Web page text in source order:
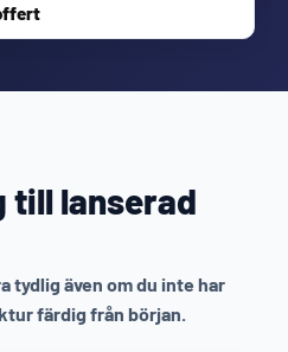
till lanserad
tydlig även om du inte har
färdig från början.